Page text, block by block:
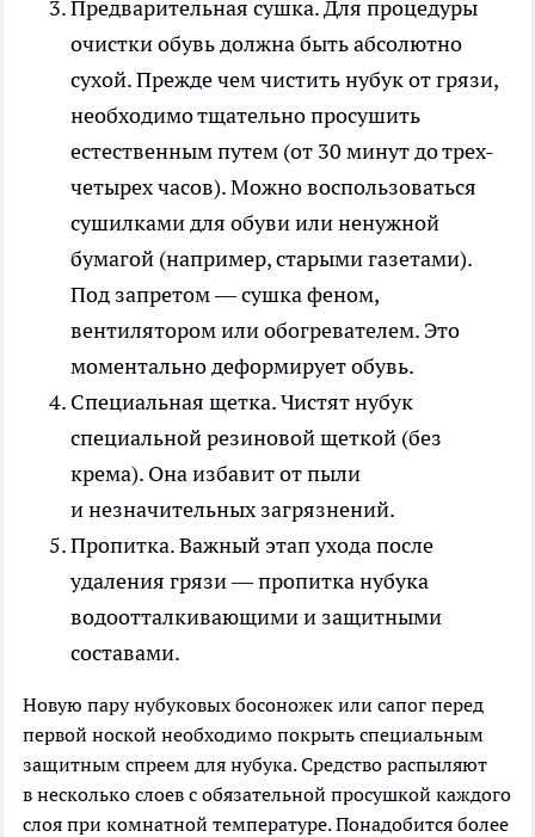
Предварительная сушка.Для процедуры
очистки обувь должна быть абсолютно
сухой. Прежде чем чистить нубук от грязи,
необходимо тщательно просушить
естественным путем (от 30 минут до трех-
четырех часов). Можно воспользоваться
сушилками для обуви или ненужной
бумагой (например, старыми газетами).
Под запретом — сушка феном,
вентилятором или обогревателем. Это
моментально деформирует обувь.
Специальная щетка.Чистят нубук
специальной резиновой щеткой (без
крема). Она избавит от пыли
и незначительных загрязнений.
Пропитка.Важный этап ухода после
удаления грязи — пропитка нубука
водоотталкивающими и защитными
составами.
Новую пару нубуковых босоножек или сапог перед
первой ноской необходимо покрыть специальным
защитным спреем для нубука. Средство распыляют
в несколько слоев с обязательной просушкой каждого
слоя при комнатной температуре. Понадобится более